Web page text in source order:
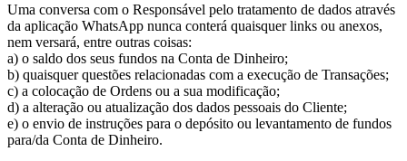
Uma conversa com o Responsável pelo tratamento de dados através
da aplicação WhatsApp nunca conterá quaisquer links ou anexos,
nem versará, entre outras coisas:
a) o saldo dos seus fundos na Conta de Dinheiro;
b) quaisquer questões relacionadas com a execução de Transações;
c) a colocação de Ordens ou a sua modificação;
d) a alteração ou atualização dos dados pessoais do Cliente;
e) o envio de instruções para o depósito ou levantamento de fundos
para/da Conta de Dinheiro.